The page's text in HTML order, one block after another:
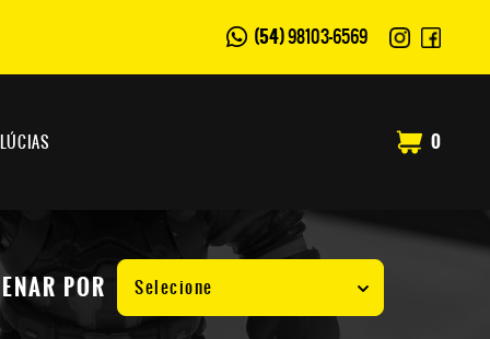
(54)98103-6569
0
POR Selecione